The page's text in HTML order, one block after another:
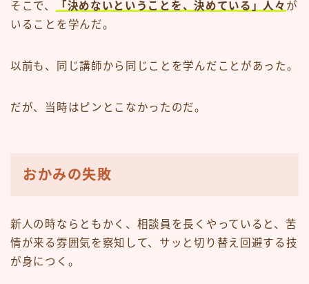
そこで、 「決めないということを、決めている」人々 が
いることを学んだ。
以前も、同じ講師から同じことを学んだことがあった。
だが、当時はピンとこなかったのだ。
おかみの失敗
新人の時ならともかく、相談員を長くやっていると、苦
情が来る雰囲気を察知して、サッと切り替え回避する技
が身につく。